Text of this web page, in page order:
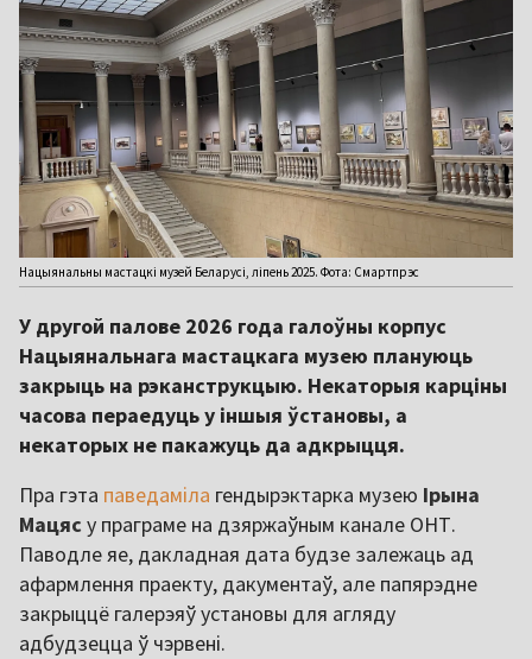
Нацыянальны мастацкі музей Беларусі, ліпень 2025. Фота: Смартпрэс
У другой палове 2026 года галоўны корпус
Нацыянальнага мастацкага музею плануюць
закрыць на рэканструкцыю. Некаторыя карціны
часова пераедуць у іншыя ўстановы, а
некаторых не пакажуць да адкрыцця.
Пра гэта паведаміла гендырэктарка музею Ірына
Мацяс у праграме на дзяржаўным канале ОНТ.
Паводле яе, дакладная дата будзе залежаць ад
афармлення праекту, дакументаў, але папярэдне
закрыццё галерэяў установы для агляду
адбудзецца ў чэрвені.